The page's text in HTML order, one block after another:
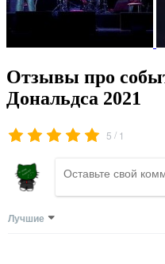
Отзывы про
Дональдса 2021
5 / 1
Лучшие